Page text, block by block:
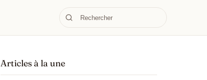
Articles à la une